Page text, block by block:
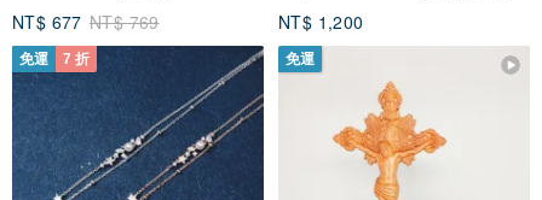
NT$ 677 NT$ 769
NT$ 1,200
免運 7 折 免運